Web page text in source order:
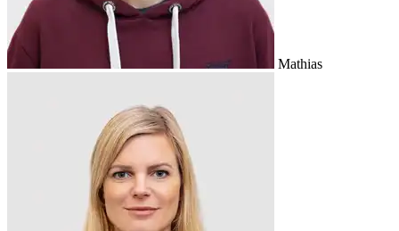
Mathias